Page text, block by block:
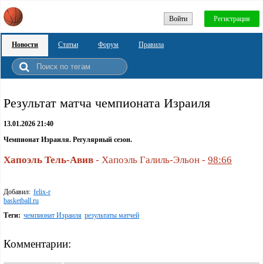
Войти Регистрация
Новости Статьи Форум Правила
Pезультат матча чемпионата Израиля
13.01.2026 21:40
Чемпионат Израиля. Регулярный сезон.
Хапоэль Тель-Авив - Хапоэль Галиль-Эльон - 98:66
Добавил: felix-r
basketball.ru
Теги: чемпионат Израиля результаты матчей
Комментарии: